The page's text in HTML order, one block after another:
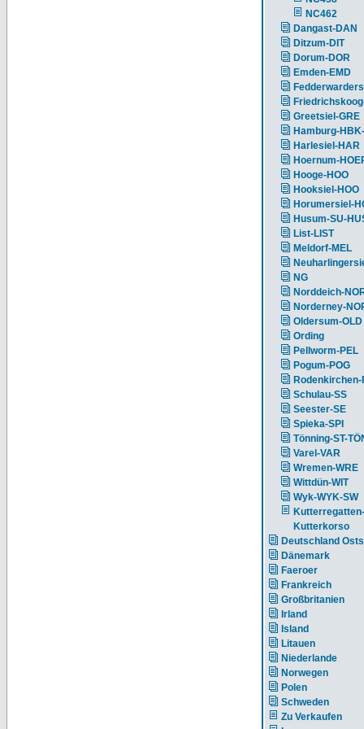
NC462
Dangast-DAN
Ditzum-DIT
Dorum-DOR
Emden-EMD
Greetsiel-GRE
Hamburg-
Harlesiel-HAR
Hoernum-
Hooge-HOO
Hooksiel-HOO
Horumersiel-
Husum-SU-
List-LIST
Meldorf-MEL
NG
Norddeich-
Norderney-
Oldersum-OLD
Ording
Pellworm-PEL
Pogum-POG
Rodenkirchen-
Schulau-SS
Seester-SE
Spieka-SPI
Tönning-ST-
Varel-VAR
Wremen-WRE
Wittdün-WIT
Wyk-WYK-SW
Kutterregatten-
Kutterkorso
Deutschland
Dänemark
Faeroer
Frankreich
Großbritanien
Irland
Island
Litauen
Niederlande
Norwegen
Polen
Schweden
Zu Verkaufen